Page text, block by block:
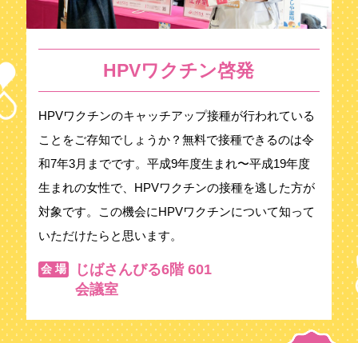
HPVワクチン啓発
HPVワクチンのキャッチアップ接種が行われている
ことをご存知でしょうか？無料で接種できるのは令
和7年3月までです。平成9年度生まれ〜平成19年度
生まれの女性で、HPVワクチンの接種を逃した方が
対象です。この機会にHPVワクチンについて知って
いただけたらと思います。
会 場
じばさんびる6階 601
会議室